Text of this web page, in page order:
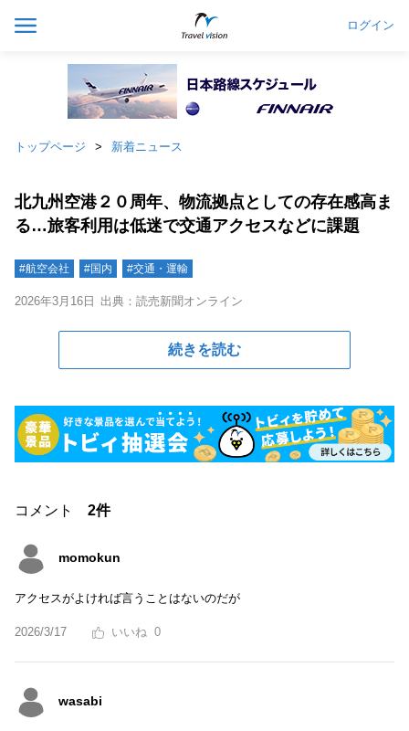
ログイン
トップページ 新着ニュース
北九州空港２０周年、物流拠点としての存在感高ま
る…旅客利用は低迷で交通アクセスなどに課題
#航空会社 #国内 #交通・運輸
2026年3月16日 出典：読売新聞オンライン
続きを読む
コメント 2件
momokun
アクセスがよければ言うことはないのだが
2026/3/17 0
wasabi